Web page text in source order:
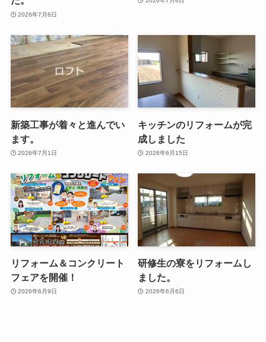
2026年7月6日
新築工事が着々と進んでい
ます。
2026年7月1日
キッチンのリフォームが完
成しました
2026年6月15日
リフォーム＆コンクリート
フェアを開催！
2026年6月9日
研修生の寮をリフォームし
ました。
2026年6月6日